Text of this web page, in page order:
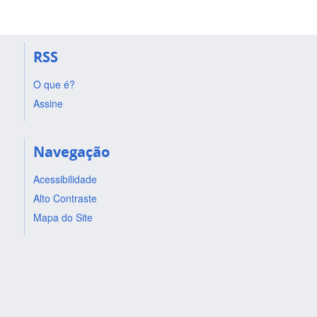
RSS
O que é?
Assine
Navegação
Acessibilidade
Alto Contraste
Mapa do Site